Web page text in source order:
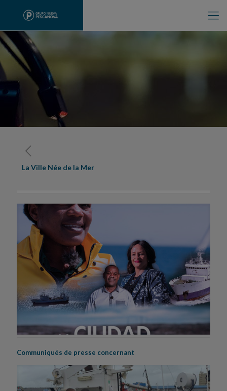
La Ville Née de la Mer
Communiqués de presse concernant